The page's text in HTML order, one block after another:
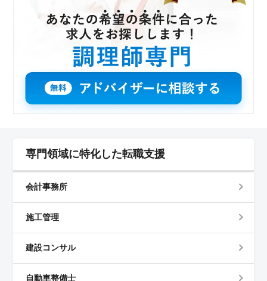
専門領域に特化した転職支援
会計事務所
施工管理
建設コンサル
自動車整備士